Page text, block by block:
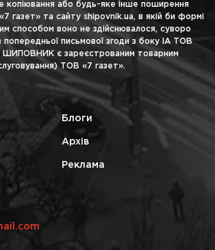
копіювання або будь-яке інше поширення
газет» та сайту shipovnik.ua, в якій би формі
способом воно не здійснювалося, суворо
попередньої письмової згоди з боку ІА ТОВ
ШИПОВНИК є зареєстрованим товарним
ТОВ «7 газет».
Блоги
Архів
Реклама